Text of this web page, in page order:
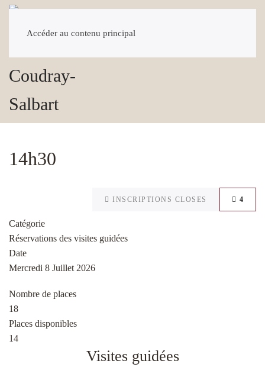
Accéder au contenu principal
14h30
INSCRIPTIONS CLOSES 4
Catégorie
Réservations des visites guidées
Date
Mercredi 8 Juillet 2026
Nombre de places
18
Places disponibles
14
Visites guidées